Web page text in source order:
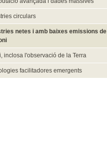
circulars
netes i amb baixes emissions de
inclosa l'observació de la Terra
facilitadores emergents